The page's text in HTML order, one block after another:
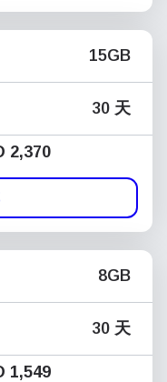
15GB
30 天
2,370
8GB
30 天
1,549